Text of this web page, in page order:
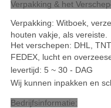
Verpakking & het
Verpakking: Witboek,
houten vakje, als vereiste.
Het verschepen: DHL,
FEDEX, lucht en
levertijd: 5 ~ 30 - DAG
Wij kunnen inpakken en
Bedrijfsinformatie: